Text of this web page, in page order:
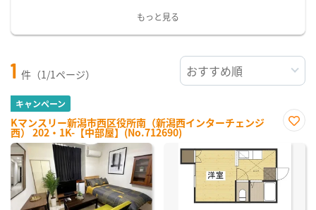
もっと見る
1 件（1/1ページ）
キャンペーン
Kマンスリー新潟市西区役所南（新潟西インターチェンジ
西） 202・1K-【中部屋】(No.712690)
に入
録